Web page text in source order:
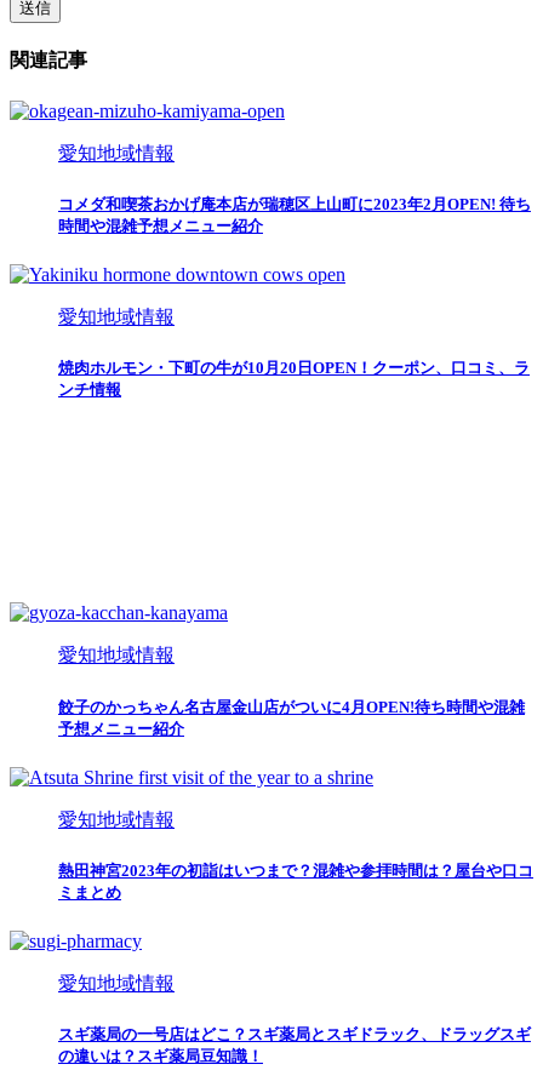
関連記事
愛知地域情報
コメダ和喫茶おかげ庵本店が瑞穂区上山町に2023年2月OPEN! 待ち
時間や混雑予想メニュー紹介
愛知地域情報
焼肉ホルモン・下町の牛が10月20日OPEN！クーポン、口コミ、ラ
ンチ情報
愛知地域情報
餃子のかっちゃん名古屋金山店がついに4月OPEN!待ち時間や混雑
予想メニュー紹介
愛知地域情報
熱田神宮2023年の初詣はいつまで？混雑や参拝時間は？屋台や口コ
ミまとめ
愛知地域情報
スギ薬局の一号店はどこ？スギ薬局とスギドラック、ドラッグスギ
の違いは？スギ薬局豆知識！